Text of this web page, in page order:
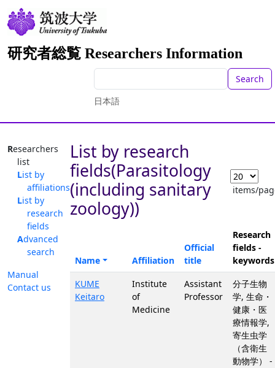
研究者総覧 Researchers Information
Search
日本語
Researchers
list
List by
affiliations
List by
research
fields
Advanced
search
Manual
Contact us
List by research
fields(Parasitology
(including sanitary
zoology))
items/
Name Affiliation
Official
title
Research
fields -
keywords
KUME
Keitaro
Institute
of
Medicine
Assistant
Professor
分子生物
学, 生命・
健康・医
療情報学,
寄生虫学
（含衛生
動物学） -